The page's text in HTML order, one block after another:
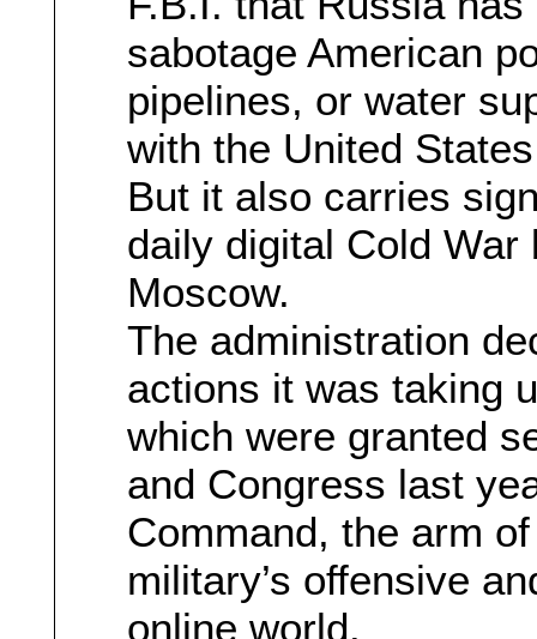
sabotage American
pipelines, or water
with the United
But it also carries
daily digital Cold War
Moscow.
The administration
actions it was taking
which were granted
and Congress last
Command, the arm
military’s offensive
online world.